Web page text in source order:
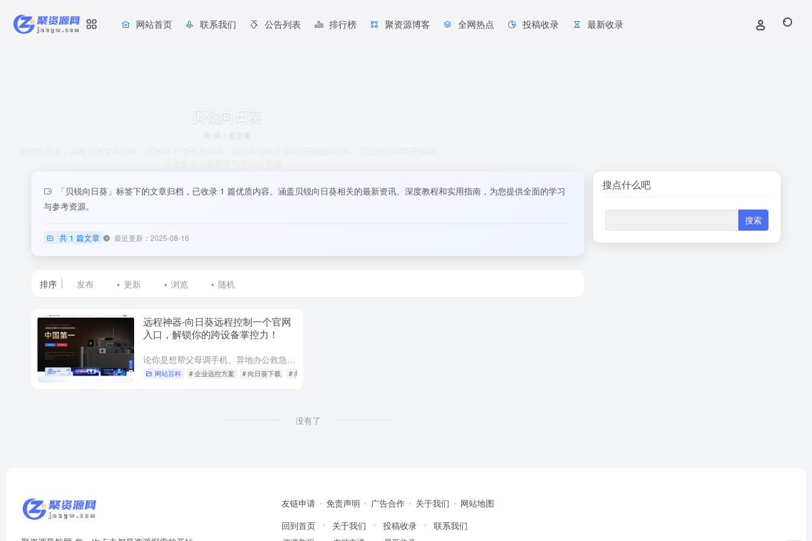
网站首页 联系我们 公告列表 排行榜 聚资源博客 全网热点 投稿收录 最新收录
贝锐向日葵
「贝锐向日葵」标签下的文章归档，已收录 1 篇优质内容。涵盖贝锐向日葵相关的最新资讯、深度教程和实用指南，
为您提供全面的学习与参考资源。
「贝锐向日葵」标签下的文章归档，已收录 1 篇优质内容。涵盖贝锐向日葵相关的最新资讯、深度教程和实用指南，为您提供全面的学习
与参考资源。
共 1 篇文章 最近更新：2025-08-16
排序 发布 更新 浏览 随机
远程神器-向日葵远程控制一个官网
入口，解锁你的跨设备掌控力！
论你是想帮父母调手机、异地办公救急文件，还是企业要管理上百台设备——只需记住这个官网入口： （认准 「贝锐向日葵」 官方标志，免费下载正版，远离捆绑软件！） 🔥 为什么120万企业都在用向日葵？ 它把...
网站百科 # 企业远控方案 # 向日葵下载 # 向日葵企业版
没有了
搜点什么吧
友链申请 免责声明 广告合作 关于我们
网站地图
回到首页
关于我们 投稿收录 联系我们